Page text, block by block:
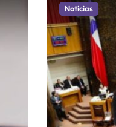
Noticias